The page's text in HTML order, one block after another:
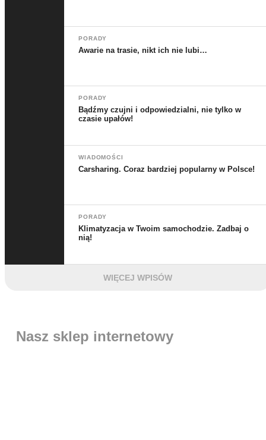
PORADY
Awarie na trasie, nikt ich nie lubi…
PORADY
Bądźmy czujni i odpowiedzialni, nie tylko w
czasie upałów!
WIADOMOŚCI
Carsharing. Coraz bardziej popularny w Polsce!
PORADY
Klimatyzacja w Twoim samochodzie. Zadbaj o
nią!
WIĘCEJ WPISÓW
Nasz sklep internetowy